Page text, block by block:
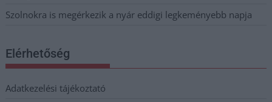
Szolnokra is megérkezik a nyár eddigi legkeményebb napja
Elérhetőség
Adatkezelési tájékoztató